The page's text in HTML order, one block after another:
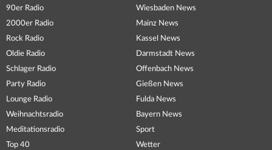
90er Radio
2000er Radio
Rock Radio
Oldie Radio
Schlager Radio
Party Radio
Lounge Radio
Weihnachtsradio
Meditationsradio
Top 40
Wiesbaden News
Mainz News
Kassel News
Darmstadt News
Offenbach News
Gießen News
Fulda News
Bayern News
Sport
Wetter